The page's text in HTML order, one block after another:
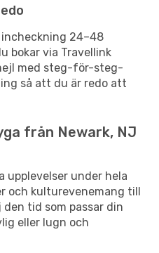
24–48
bokar via Travellink
med steg-för-steg-
så att du är redo att
från Newark, NJ
upplevelser under hela
och kulturevenemang till
tid som passar din
eller lugn och